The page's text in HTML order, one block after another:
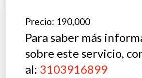
Precio: 190,000
Para saber más
sobre este servicio,
al: 3103916899